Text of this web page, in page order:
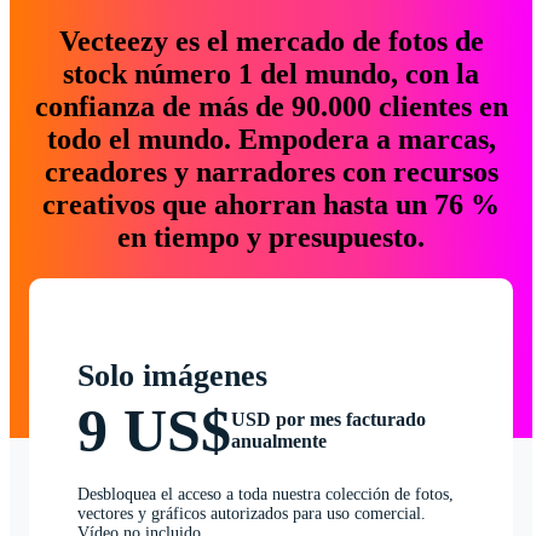
Vecteezy es el mercado de fotos de
stock número 1 del mundo, con la
confianza de más de 90.000 clientes en
todo el mundo. Empodera a marcas,
creadores y narradores con recursos
creativos que ahorran hasta un 76 %
en tiempo y presupuesto.
Solo imágenes
9 US$USD por mes facturado
anualmente
Desbloquea el acceso a toda nuestra colección de fotos,
vectores y gráficos autorizados para uso comercial.